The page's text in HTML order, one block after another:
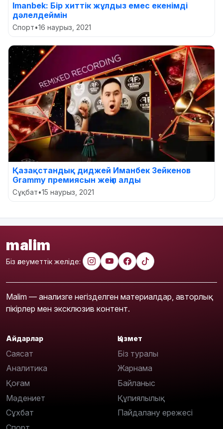
Imanbek: Бір хиттік жұлдыз емес екенімді
дәлелдеймін
Спорт•16 наурыз, 2021
Қазақстандық диджей Иманбек Зейкенов
Grammy премиясын жеңіп алды
Сұқбат•15 наурыз, 2021
malim
Біз әлеуметтік желіде:
Malim — анализге негізделген материалдар, авторлық
пікірлер мен эксклюзив контент.
Айдарлар
Саясат
Аналитика
Қоғам
Мәдениет
Сұхбат
Қызмет
Біз туралы
Жарнама
Байланыс
Құпиялылық
Пайдалану ережесі